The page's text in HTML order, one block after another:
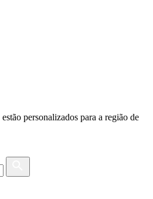
estão personalizados para a região de